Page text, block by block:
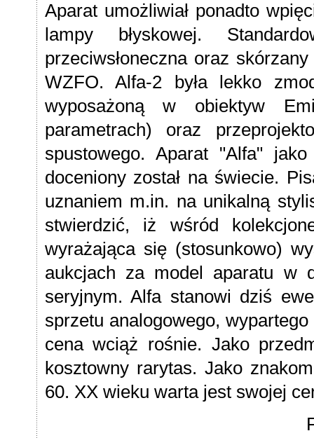
Aparat umożliwiał ponadto
lampy błyskowej.
przeciwsłoneczna oraz
WZFO. Alfa-2 była lekko
wyposażoną w obiektyw
parametrach) oraz
spustowego. Aparat "Alfa"
doceniony został na świecie.
uznaniem m.in. na unikalną
stwierdzić, iż wśród
wyrażająca się (stosunkowo)
aukcjach za model aparatu w
seryjnym. Alfa stanowi dziś
sprzetu analogowego,
cena wciąż rośnie. Jako
kosztowny rarytas. Jako
60. XX wieku warta jest swojej